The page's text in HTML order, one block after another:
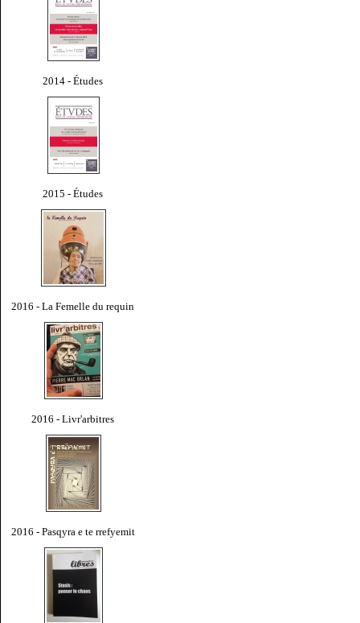
2014 - Études
2015 - Études
2016 - La Femelle du requin
2016 - Livr'arbitres
2016 - Pasqyra e te rrefyemit